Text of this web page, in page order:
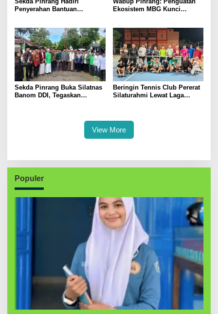
Penyerahan Bantuan
Ekosistem MBG Kunci
Sekda Pinrang Buka Silatnas
Banom DDI, Tegaskan
Beringin Tennis Club Pererat
Silaturahmi Lewat Laga
View More
Populer